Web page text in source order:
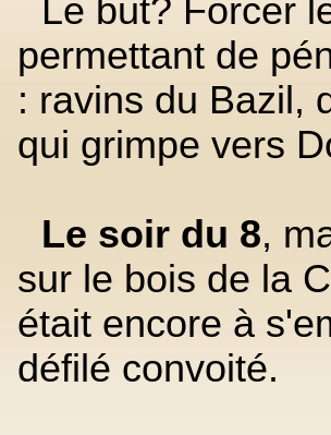
Le but? Forcer
permettant de
: ravins du Bazil,
qui grimpe vers
Le soir du 8,
sur le bois de la
était encore à
défilé convoité.